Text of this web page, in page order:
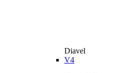
Diavel
V4